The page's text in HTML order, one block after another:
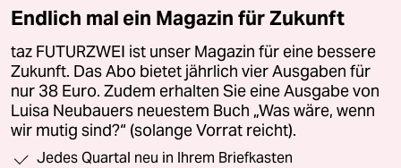
Endlich mal ein Magazin für Zukunft
taz FUTURZWEI ist unser Magazin für eine bessere
Zukunft. Das Abo bietet jährlich vier Ausgaben für
nur 38 Euro. Zudem erhalten Sie eine Ausgabe von
Luisa Neubauers neuestem Buch „Was wäre, wenn
wir mutig sind?“ (solange Vorrat reicht).
Jedes Quartal neu in Ihrem Briefkasten